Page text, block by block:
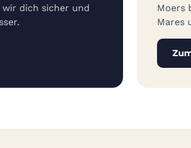
dich sicher und
Moers
Mares